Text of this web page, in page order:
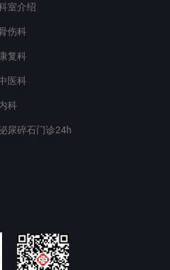
室介绍
伤科
康复科
医科
科
尿碎石门诊24h